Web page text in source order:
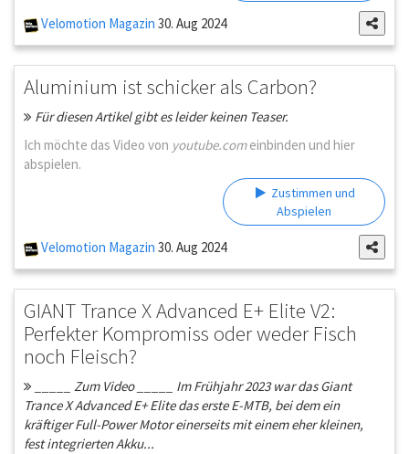
Velomotion Magazin 30. Aug 2024
Aluminium ist schicker als Carbon?
Für diesen Artikel gibt es leider keinen Teaser.
Ich möchte das Video von youtube.comeinbinden und hier
abspielen.
Zustimmen und
Abspielen
Velomotion Magazin 30. Aug 2024
GIANT Trance X Advanced E+ Elite V2:
Perfekter Kompromiss oder weder Fisch
noch Fleisch?
_____ Zum Video _____ Im Frühjahr 2023 war das Giant
Trance X Advanced E+ Elite das erste E-MTB, bei dem ein
kräftiger Full-Power Motor einerseits mit einem eher kleinen,
fest integrierten Akku...